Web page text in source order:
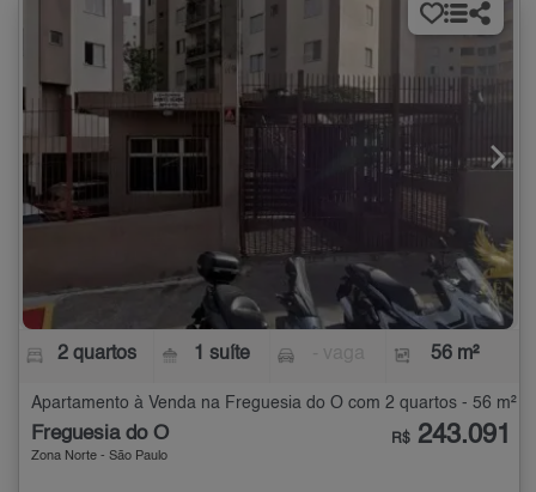
2 quartos 1 suíte 56 m²
Apartamento à Venda na Freguesia do Ó com 2 quartos - 56 m²
Freguesia do Ó
Zona Norte - São Paulo
R$ 243.091